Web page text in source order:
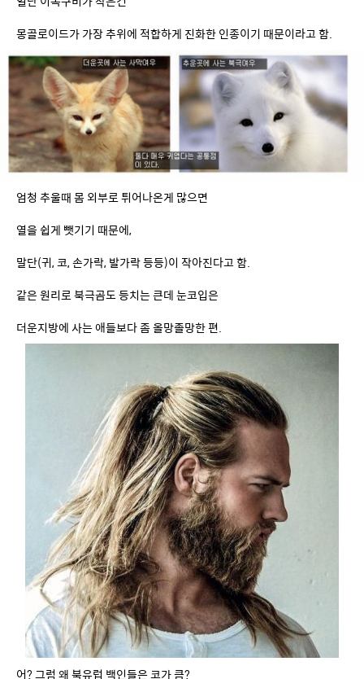
엄청 추울때 몸 외부로 튀어나온게 많으면
열을 쉽게 뺏기기 때문에,
어? 그럼 왜 북유럽 백인들은 코가 큼?
싶을텐데…
해답은 매우 간단함.